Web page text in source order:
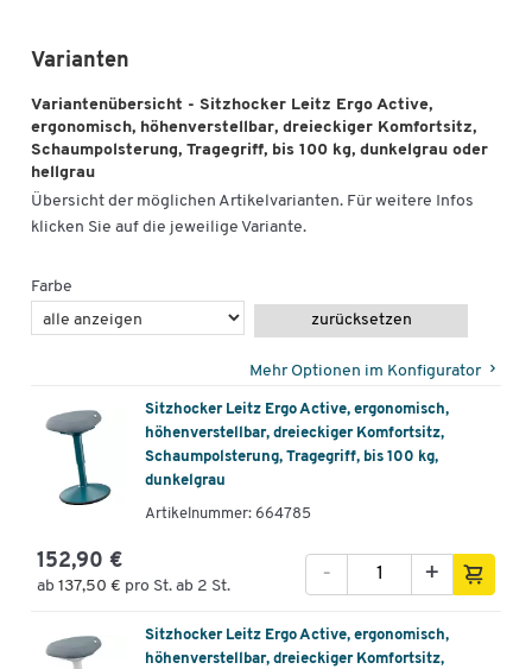
den Boden
Mit praktischem Tragegriff
Entwickelt in Zusammenarbeit mit dem deutschen Institut
für Gesundheit und Ergonomie (IGR)
Entspricht der Norm DIN 26800 EN ISO 15537 unter
Berücksichtigung des ergonomischen Komforts
Wahlweise erhältlich mit Bezug und Gestell in der
Weitere Details:
Material Sitzfläche: Dual Density Foam (DDF), 90 mm stark
Material Bezug: 100 % Recycling-Material
mit OEKO TEX 100-Zertifizierung (Sicherheitstests
bezüglich Schadstoffe bestanden)
Gesamtmaße: B 370 x T 377 x H 460 mm
Gewicht: 5,1 kg
Varianten
Variantenübersicht - Sitzhocker Leitz Ergo Active,
ergonomisch, höhenverstellbar, dreieckiger Komfortsitz,
Schaumpolsterung, Tragegriff, bis 100 kg, dunkelgrau oder
hellgrau
Übersicht der möglichen Artikelvarianten. Für weitere Infos
klicken Sie auf die jeweilige Variante.
Farbe
zurücksetzen
Mehr Optionen im Konfigurator
Sitzhocker Leitz Ergo Active, ergonomisch,
höhenverstellbar, dreieckiger Komfortsitz,
Schaumpolsterung, Tragegriff, bis 100 kg,
dunkelgrau
Artikelnummer: 664785
152,90 €
ab 137,50 € pro St. ab 2 St.
+
-
Sitzhocker Leitz Ergo Active, ergonomisch,
höhenverstellbar, dreieckiger Komfortsitz,